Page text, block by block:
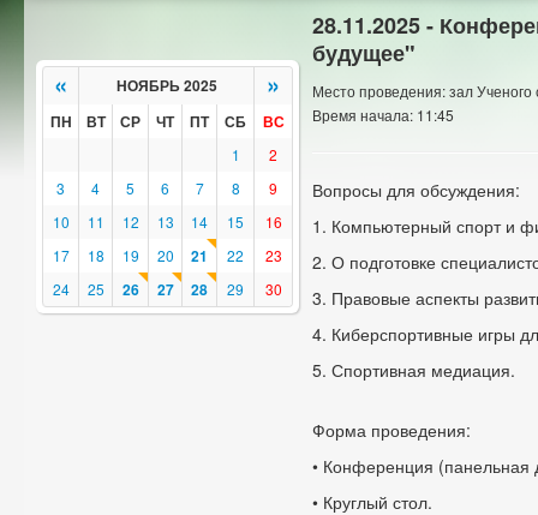
« НОЯБРЬ 2025 »
ПН ВТ СР ЧТ ПТ СБ ВС
1
2
3
4 5 6 7 8
9
10
11 12 13 14 15
16
17
18 19 20 21 22
23
24
25 26 27 28 29 30
28.11.2025 -
будущее"
Место проведения: зал
Время начала: 11:45
Вопросы для обсуждения:
1. Компьютерный спорт и
2. О подготовке
3. Правовые аспекты
4. Киберспортивные игры
5. Спортивная медиация.
Форма проведения:
• Конференция (панельная
• Круглый стол.